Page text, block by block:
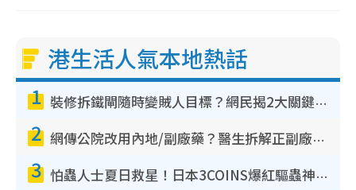
港生活人氣本地熱話
1 裝修拆鐵閘隨時變賊人目標？網民揭2大關鍵用途：裝新式等於白裝？附新舊鐵閘分別
2 網傳公院改用內地/副廠藥？醫生拆解正副廠分別 揭4類人換藥隨時出事
3 怕蟲人士夏日救星！日本3COINS爆紅驅蟲神器$45起 1招「全程免觸碰」輕鬆搞定小強